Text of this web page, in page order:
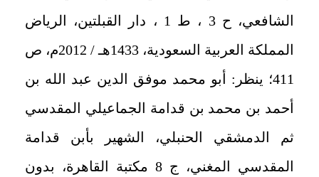
الشافعي، ح 3 ، ط 1 ، دار القبلتين، الرياض
المملكة العربية السعودية، 1433هـ / 2012م، ص
411؛ ينظر: أبو محمد موفق الدين عبد الله بن
أحمد بن محمد بن قدامة الجماعيلي المقدسي
ثم الدمشقي الحنبلي، الشهير بأبن قدامة
المقدسي المغني، ج 8 مكتبة القاهرة، بدون